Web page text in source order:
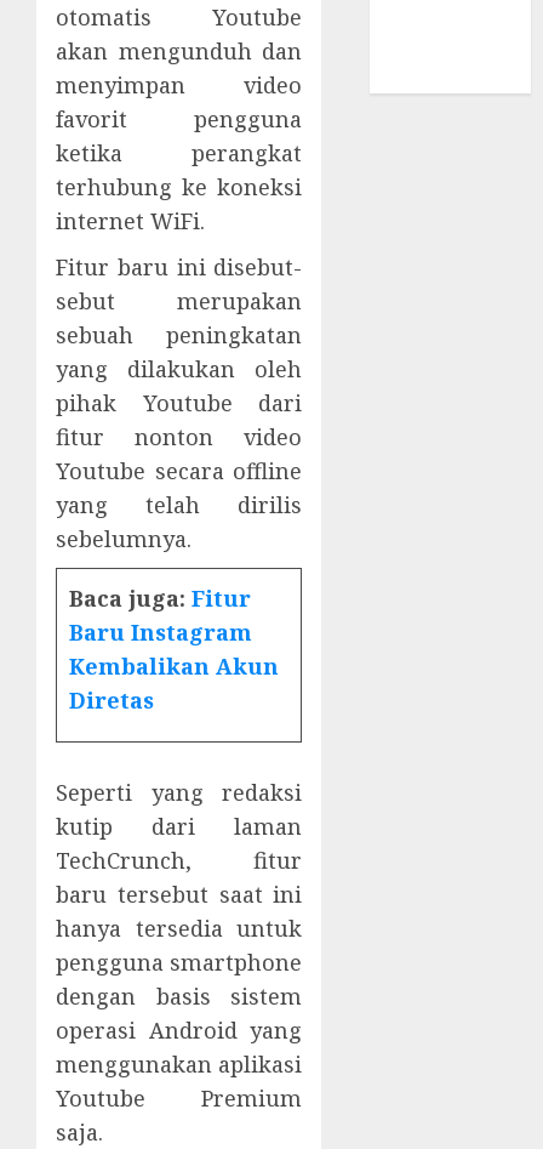
otomatis Youtube
akan mengunduh dan
menyimpan video
favorit pengguna
ketika perangkat
terhubung ke koneksi
internet WiFi.
Fitur baru ini disebut-
sebut merupakan
sebuah peningkatan
yang dilakukan oleh
pihak Youtube dari
fitur nonton video
Youtube secara offline
yang telah dirilis
sebelumnya.
Baca juga: Fitur
Baru Instagram
Kembalikan Akun
Diretas
Seperti yang redaksi
kutip dari laman
TechCrunch, fitur
baru tersebut saat ini
hanya tersedia untuk
pengguna smartphone
dengan basis sistem
operasi Android yang
menggunakan aplikasi
Youtube Premium
saja.